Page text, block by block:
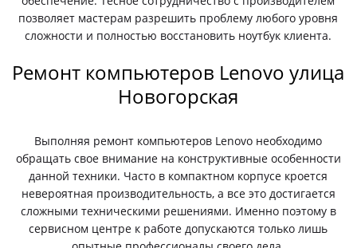
позволяет мастерам разрешить проблему любого уровня
сложности и полностью восстановить ноутбук клиента.
Ремонт компьютеров Lenovo улица
Новогорская
Выполняя ремонт компьютеров Lenovo необходимо
обращать свое внимание на конструктивные особенности
данной техники. Часто в компактном корпусе кроется
невероятная производительность, а все это достигается
сложными техническими решениями. Именно поэтому в
сервисном центре к работе допускаются только лишь